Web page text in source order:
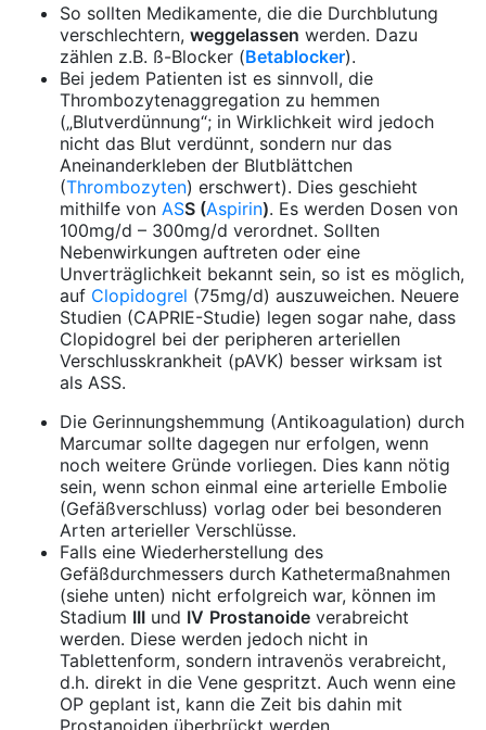
So sollten Medikamente, die die Durchblutung
verschlechtern, weggelassen werden. Dazu
zählen z.B. ß-Blocker (Betablocker).
Bei jedem Patienten ist es sinnvoll, die
Thrombozytenaggregation zu hemmen
(„Blutverdünnung“; in Wirklichkeit wird jedoch
nicht das Blut verdünnt, sondern nur das
Aneinanderkleben der Blutblättchen
(Thrombozyten) erschwert). Dies geschieht
mithilfe von ASS (Aspirin). Es werden Dosen von
100mg/d – 300mg/d verordnet. Sollten
Nebenwirkungen auftreten oder eine
Unverträglichkeit bekannt sein, so ist es möglich,
auf Clopidogrel (75mg/d) auszuweichen. Neuere
Studien (CAPRIE-Studie) legen sogar nahe, dass
Clopidogrel bei der peripheren arteriellen
Verschlusskrankheit (pAVK) besser wirksam ist
als ASS.
Die Gerinnungshemmung (Antikoagulation) durch
Marcumar sollte dagegen nur erfolgen, wenn
noch weitere Gründe vorliegen. Dies kann nötig
sein, wenn schon einmal eine arterielle Embolie
(Gefäßverschluss) vorlag oder bei besonderen
Arten arterieller Verschlüsse.
Falls eine Wiederherstellung des
Gefäßdurchmessers durch Kathetermaßnahmen
(siehe unten) nicht erfolgreich war, können im
Stadium III und IV Prostanoide verabreicht
werden. Diese werden jedoch nicht in
Tablettenform, sondern intravenös verabreicht,
d.h. direkt in die Vene gespritzt. Auch wenn eine
OP geplant ist, kann die Zeit bis dahin mit
Prostanoiden überbrückt werden.